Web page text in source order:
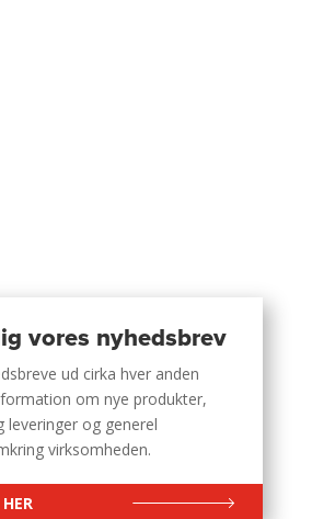
vores nyhedsbrev
ud cirka hver anden
om nye produkter,
leveringer og generel
virksomheden.